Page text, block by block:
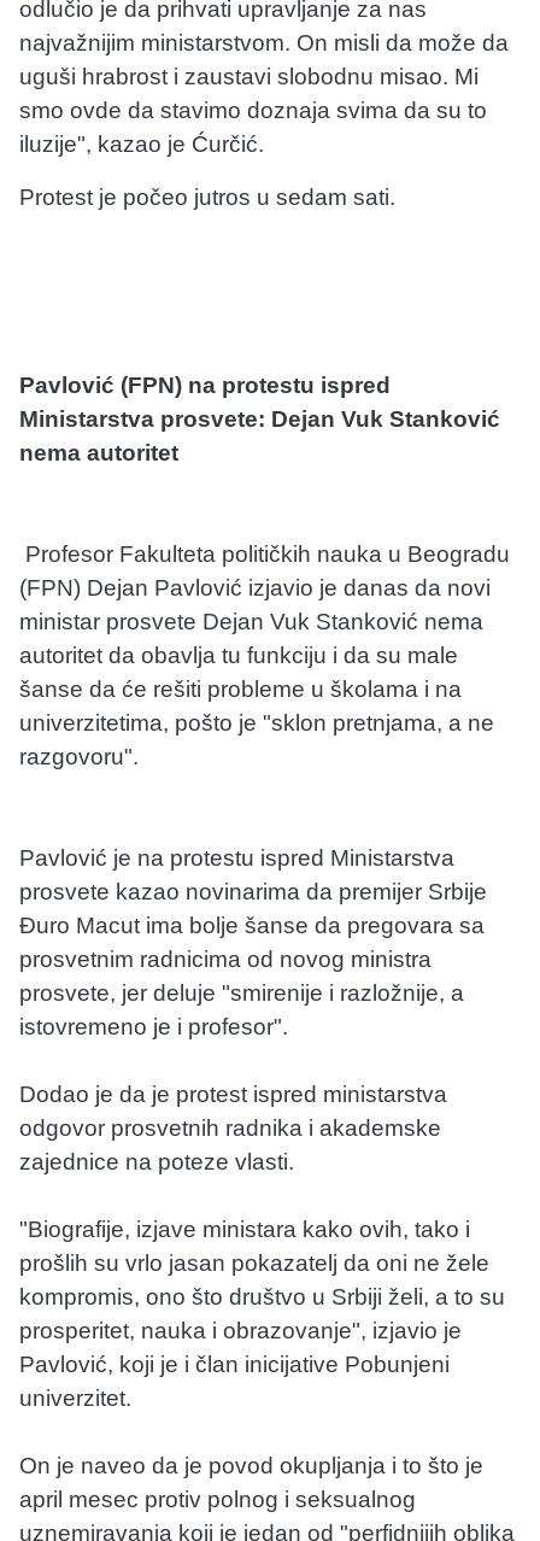
odlučio je da prihvati upravljanje za nas
najvažnijim ministarstvom. On misli da može da
uguši hrabrost i zaustavi slobodnu misao. Mi
smo ovde da stavimo doznaja svima da su to
iluzije", kazao je Ćurčić.
Protest je počeo jutros u sedam sati.
Pavlović (FPN) na protestu ispred
Ministarstva prosvete: Dejan Vuk Stanković
nema autoritet
Profesor Fakulteta političkih nauka u Beogradu
(FPN) Dejan Pavlović izjavio je danas da novi
ministar prosvete Dejan Vuk Stanković nema
autoritet da obavlja tu funkciju i da su male
šanse da će rešiti probleme u školama i na
univerzitetima, pošto je "sklon pretnjama, a ne
razgovoru".
Pavlović je na protestu ispred Ministarstva
prosvete kazao novinarima da premijer Srbije
Đuro Macut ima bolje šanse da pregovara sa
prosvetnim radnicima od novog ministra
prosvete, jer deluje "smirenije i razložnije, a
istovremeno je i profesor".
Dodao je da je protest ispred ministarstva
odgovor prosvetnih radnika i akademske
zajednice na poteze vlasti.
"Biografije, izjave ministara kako ovih, tako i
prošlih su vrlo jasan pokazatelj da oni ne žele
kompromis, ono što društvo u Srbiji želi, a to su
prosperitet, nauka i obrazovanje", izjavio je
Pavlović, koji je i član inicijative Pobunjeni
univerzitet.
On je naveo da je povod okupljanja i to što je
april mesec protiv polnog i seksualnog
uznemiravanja koji je jedan od "perfidnijih oblika